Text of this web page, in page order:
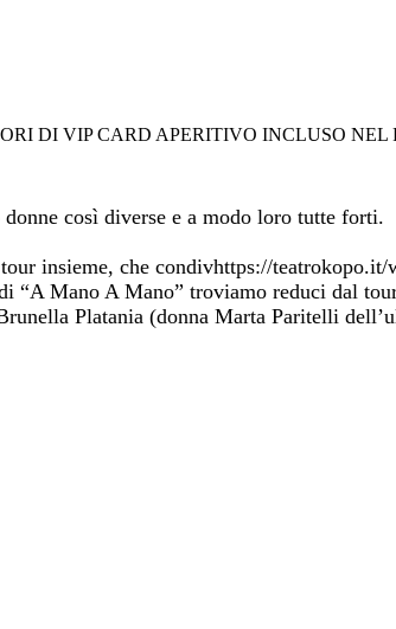
DI VIP CARD APERITIVO INCLUSO
donne così diverse e a modo loro tutte forti.
insieme, che condivhttps://
“A Mano A Mano” troviamo reduci dal
Platania (donna Marta Paritelli